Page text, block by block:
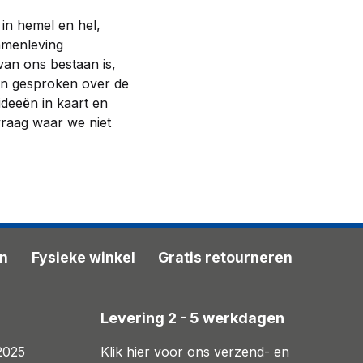
hemel en hel,
ons bestaan is,
gesproken over de
in kaart en
waar we niet
Fysieke winkel Gratis retourneren
Levering 2 - 5 werkdagen
Klik hier voor ons verzend- en